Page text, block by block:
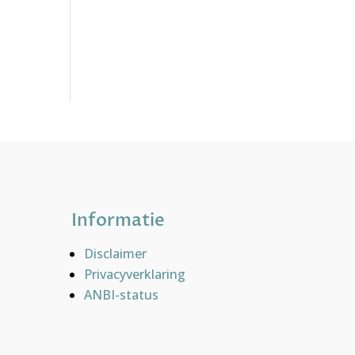
Informatie
Disclaimer
Privacyverklaring
ANBI-status